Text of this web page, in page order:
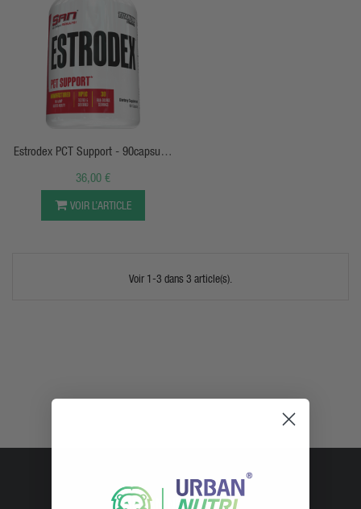
APERÇU RAPIDE
Estrodex PCT Support - 90capsules
- San Nutrition
36,00 €
VOIR L’ARTICLE
Voir 1-3 dans 3 article(s).